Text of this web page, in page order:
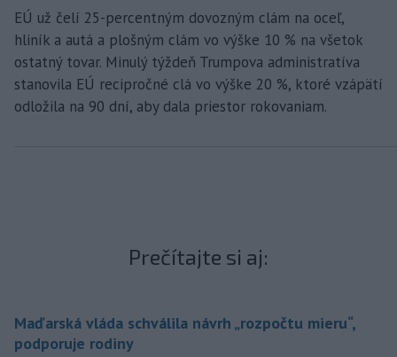
EÚ už čelí 25-percentným dovozným clám na oceľ,
hliník a autá a plošným clám vo výške 10 % na všetok
ostatný tovar. Minulý týždeň Trumpova administratíva
stanovila EÚ recipročné clá vo výške 20 %, ktoré vzápätí
odložila na 90 dní, aby dala priestor rokovaniam.
Prečítajte si aj:
Maďarská vláda schválila návrh „rozpočtu mieru“,
podporuje rodiny